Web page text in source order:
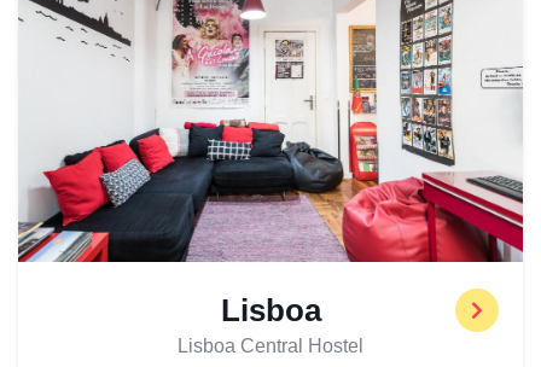
Lisboa
Lisboa Central Hostel